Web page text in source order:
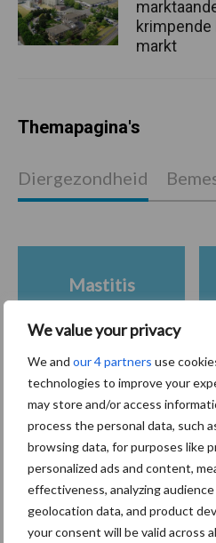
We value your privacy
We and our 4 partners use
technologies to improve your
may store and/or access
process the personal data, such
browsing data, for purposes like
personalized ads and content,
effectiveness, analyzing
geolocation data, and product
your consent will be valid across
Primaire
Sidebar
Recent nieuws
7 aug
krimpende
markt
Themapagina's
Diergezondheid
Mastitis
Toon